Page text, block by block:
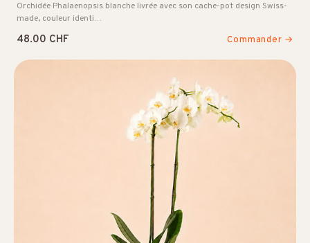
Orchidée Phalaenopsis blanche livrée avec son cache-pot design Swiss-
made, couleur identi…
48.00 CHF Commander →